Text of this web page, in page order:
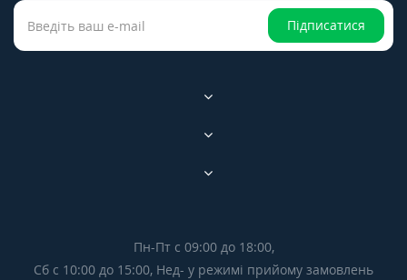
Підписатися
Пн-Пт с 09:00 до 18:00,
Сб с 10:00 до 15:00, Нед- у режимі прийому замовлень